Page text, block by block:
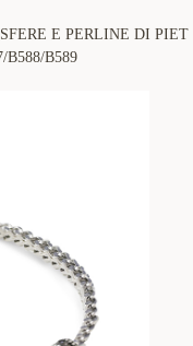
E PERLINE DI PIET
B588/B589